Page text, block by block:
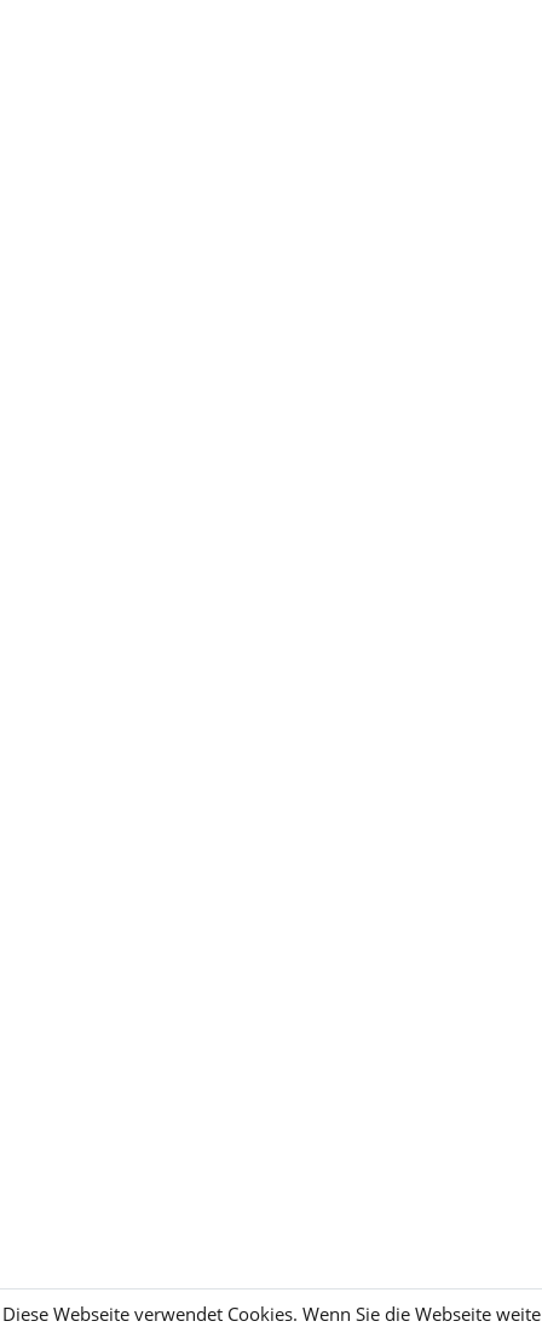
Diese Webseite verwendet Cookies. Wenn Sie die Webseite